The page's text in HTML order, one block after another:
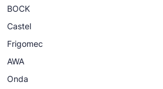
BOCK
Castel
Frigomec
AWA
Onda